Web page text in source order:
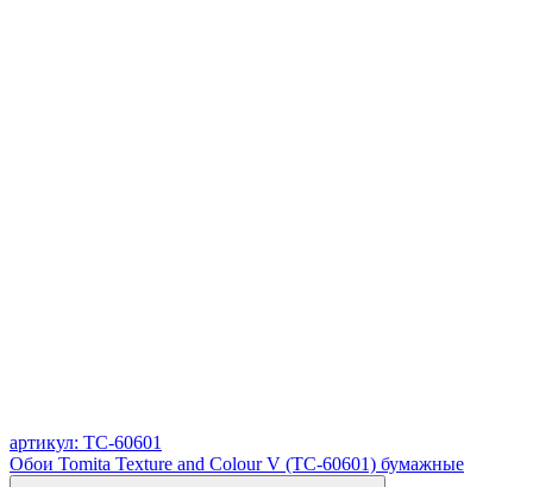
артикул: TC-60601
Обои Tomita Texture and Colour V (TC-60601) бумажные